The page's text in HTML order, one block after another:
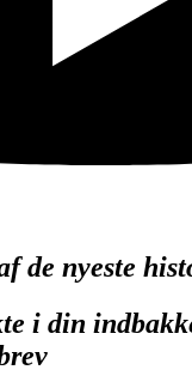
de nyeste
i din